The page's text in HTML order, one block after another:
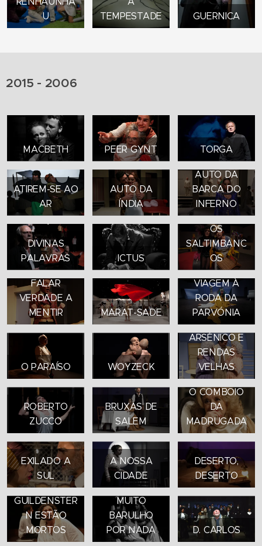
U
TEMPESTADE
GUERNICA
2015 - 2006
MACBETH PEER GYNT TORGA
ATIREM-SE AO
AR
AUTO DA
ÍNDIA
AUTO DA
BARCA DO
INFERNO
DIVINAS
PALAVRAS
ICTUS
OS
SALTIMBANC
OS
FALAR
VERDADE A
MENTIR
MARAT-SADE
VIAGEM À
RODA DA
PARVÓNIA
O PARAÍSO WOYZECK
ARSÉNICO E
RENDAS
VELHAS
ROBERTO
ZUCCO
BRUXAS DE
SALEM
O COMBOIO
DA
MADRUGADA
EXILADO A
SUL
A NOSSA
CIDADE
DESERTO,
DESERTO
ROSENCRANT
Z E
GUILDENSTER
N ESTÃO
MORTOS
MUITO
BARULHO
POR NADA
D. CARLOS